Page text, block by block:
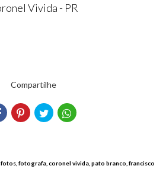
Vivida - PR
Compartilhe
fotografa, coronel vivida, pato branco, francisco